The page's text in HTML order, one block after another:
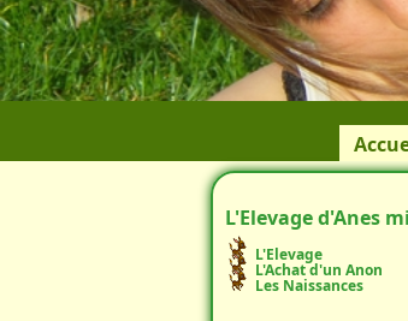
L'Elevage d'Anes
L'Elevage
L'Achat d'un Anon
Les Naissances